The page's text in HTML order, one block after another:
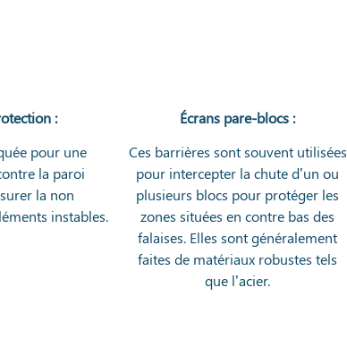
:
pour une
la paroi
la non
instables.
Écrans pare-blocs :
Ces barrières sont souvent utilisées
pour intercepter la chute d’un ou
plusieurs blocs pour protéger les
zones situées en contre bas des
falaises. Elles sont généralement
faites de matériaux robustes tels
que l’acier.